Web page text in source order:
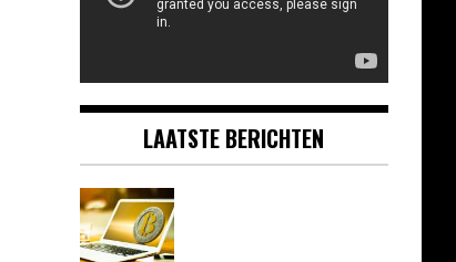
LAATSTE BERICHTEN